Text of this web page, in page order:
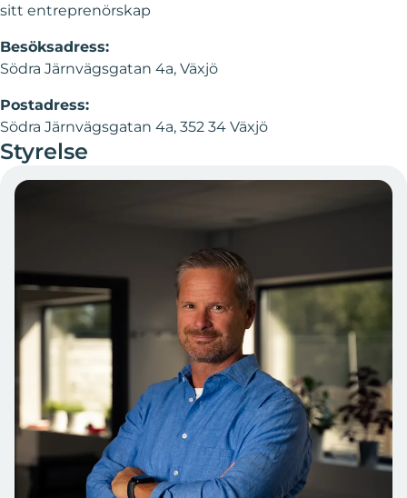
sitt entreprenörskap
Besöksadress:
Södra Järnvägsgatan 4a, Växjö
Postadress:
Södra Järnvägsgatan 4a, 352 34 Växjö
Styrelse